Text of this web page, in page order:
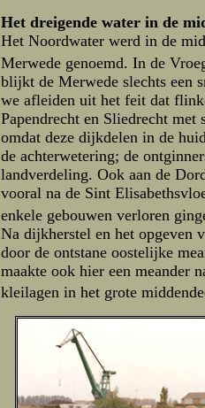
Het dreigende water in de
Het Noordwater werd in de
Merwede genoemd. In de
blijkt de Merwede slechts een
we afleiden uit het feit dat
Papendrecht en Sliedrecht
omdat deze dijkdelen in de
de achterwetering; de
landverdeling. Ook aan de
vooral na de Sint
enkele gebouwen verloren
Na dijkherstel en het opgeven
door de ontstane oostelijke
maakte ook hier een meander
kleilagen in het grote